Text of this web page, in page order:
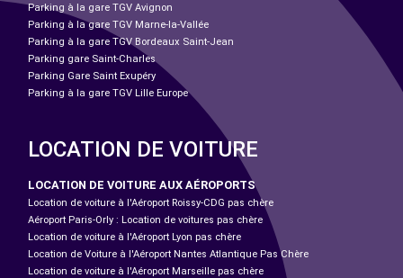
Parking à la gare TGV Avignon
Parking à la gare TGV Marne-la-Vallée
Parking à la gare TGV Bordeaux Saint-Jean
Parking gare Saint-Charles
Parking Gare Saint Exupéry
Parking à la gare TGV Lille Europe
LOCATION DE VOITURE
LOCATION DE VOITURE AUX AÉROPORTS
Location de voiture à l'Aéroport Roissy-CDG pas chère
Aéroport Paris-Orly : Location de voitures pas chère
Location de voiture à l'Aéroport Lyon pas chère
Location de Voiture à l'Aéroport Nantes Atlantique Pas Chère
Location de voiture à l'Aéroport Marseille pas chère